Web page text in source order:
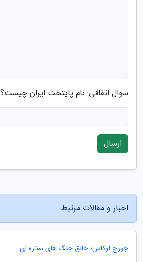
سوال اتفاقی: نام پایتخت ایران چیست؟
ارسال
اخبار و مقالات مرتبط
جورج لوکاس؛ خالق جنگ های ستاره ای